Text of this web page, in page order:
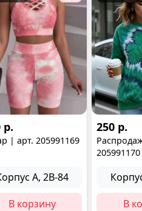
р.
| арт. 205991169
А, 2В-84
В корзину
250 р.
205991170
В